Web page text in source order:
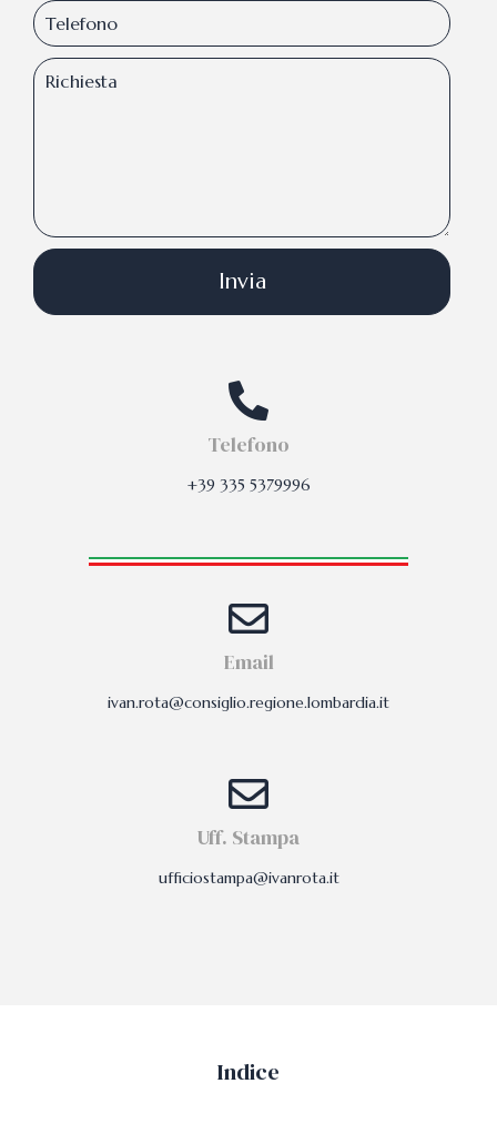
Invia
Telefono
+39 335 5379996
Email
ivan.rota@consiglio.regione.lombardia.it
Uff. Stampa
ufficiostampa@ivanrota.it
Indice